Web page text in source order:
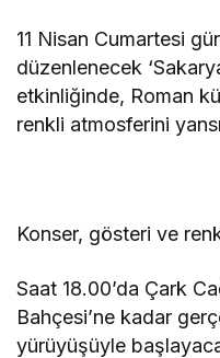
11 Nisan Cumartesi
düzenlenecek
etkinliğinde, Roman
renkli atmosferini
Konser, gösteri ve
Saat 18.00’da Çark
Bahçesi’ne kadar
yürüyüşüyle